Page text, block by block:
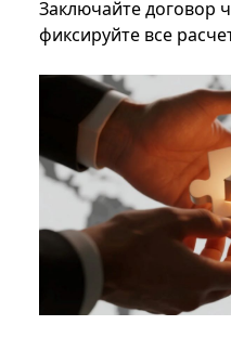
Заключайте договор
фиксируйте все